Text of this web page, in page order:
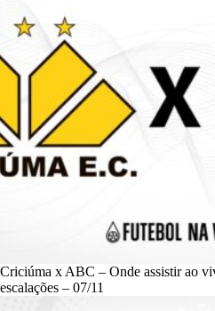
Criciúma x ABC – Onde assistir ao
escalações – 07/11